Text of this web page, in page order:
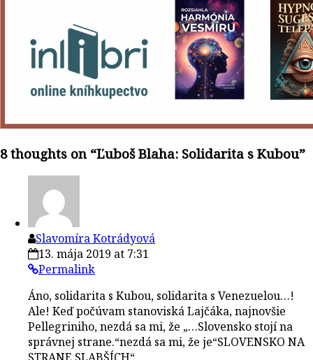
8 thoughts on “Ľuboš Blaha: Solidarita s Kubou”
Slavomíra Kotrádyová
13. mája 2019 at 7:31
Permalink
Áno, solidarita s Kubou, solidarita s Venezuelou…!
Ale! Keď počúvam stanoviská Lajčáka, najnovšie
Pellegriniho, nezdá sa mi, že „…Slovensko stojí na
správnej strane.“nezdá sa mi, že je“SLOVENSKO NA